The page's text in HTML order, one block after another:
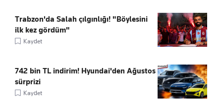
Trabzon'da Salah çılgınlığı! "Böylesini
ilk kez gördüm"
Kaydet
742 bin TL indirim! Hyundai'den Ağustos
sürprizi
Kaydet